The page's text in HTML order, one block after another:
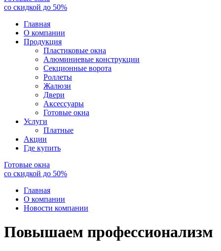
со скидкой до 50%
Главная
О компании
Продукция
Пластиковые окна
Алюминиевые конструкции
Секционные ворота
Роллеты
Жалюзи
Двери
Аксессуары
Готовые окна
Услуги
Платные
Акции
Где купить
Готовые окна
со скидкой до 50%
Главная
О компании
Новости компании
Повышаем профессионализм